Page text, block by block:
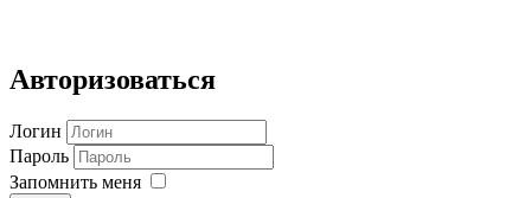
Авторизоваться
Логин
Пароль
Запомнить меня